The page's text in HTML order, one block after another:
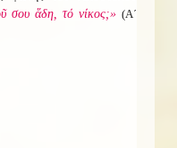
σου ἅδη, τό νίκος;» (Α΄